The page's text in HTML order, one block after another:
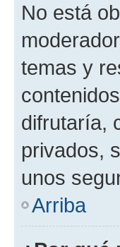
No está
temas y
difrutaría,
privados,
unos
Arriba